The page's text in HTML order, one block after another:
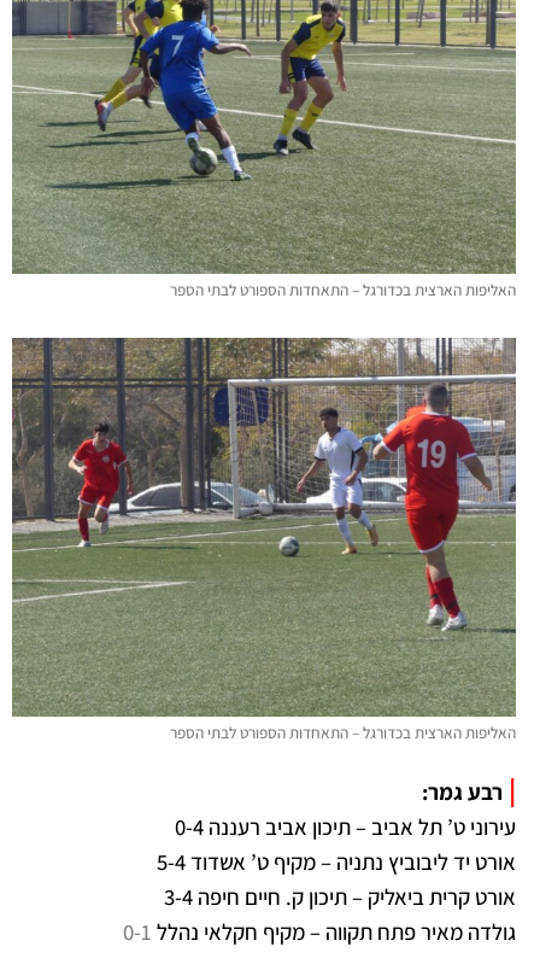
האליפות הארצית בכדורגל – התאחדות הספורט לבתי הספר
האליפות הארצית בכדורגל – התאחדות הספורט לבתי הספר
| רבע גמר:
עירוני ט’ תל אביב – תיכון אביב רעננה 0-4
אורט יד ליבוביץ נתניה – מקיף ט’ אשדוד 5-4
אורט קרית ביאליק – תיכון ק. חיים חיפה 3-4
גולדה מאיר פתח תקווה – מקיף חקלאי נהלל